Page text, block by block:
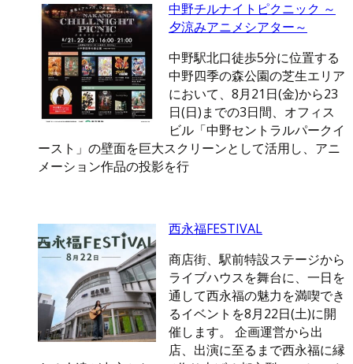
中野チルナイトピクニック ～
夕涼みアニメシアター～
中野駅北口徒歩5分に位置する
中野四季の森公園の芝生エリア
において、8月21日(金)から23
日(日)までの3日間、オフィス
ビル「中野セントラルパークイ
ースト」の壁面を巨大スクリーンとして活用し、アニ
メーション作品の投影を行
西永福FESTIVAL
商店街、駅前特設ステージから
ライブハウスを舞台に、一日を
通して西永福の魅力を満喫でき
るイベントを8月22日(土)に開
催します。 企画運営から出
店、出演に至るまで西永福に縁